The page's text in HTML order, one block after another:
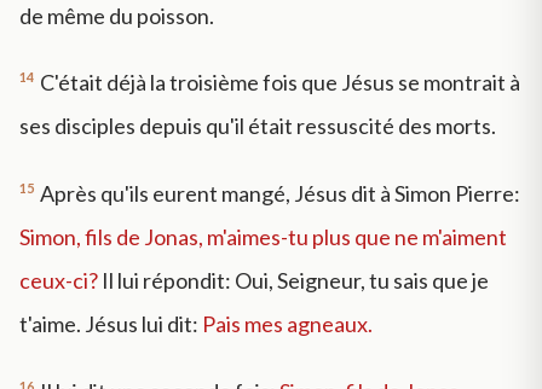
de même du poisson.
14 C'était déjà la troisième fois que Jésus se montrait à
ses disciples depuis qu'il était ressuscité des morts.
15 Après qu'ils eurent mangé, Jésus dit à Simon Pierre:
Simon, fils de Jonas, m'aimes-tu plus que ne m'aiment
ceux-ci? Il lui répondit: Oui, Seigneur, tu sais que je
t'aime. Jésus lui dit: Pais mes agneaux.